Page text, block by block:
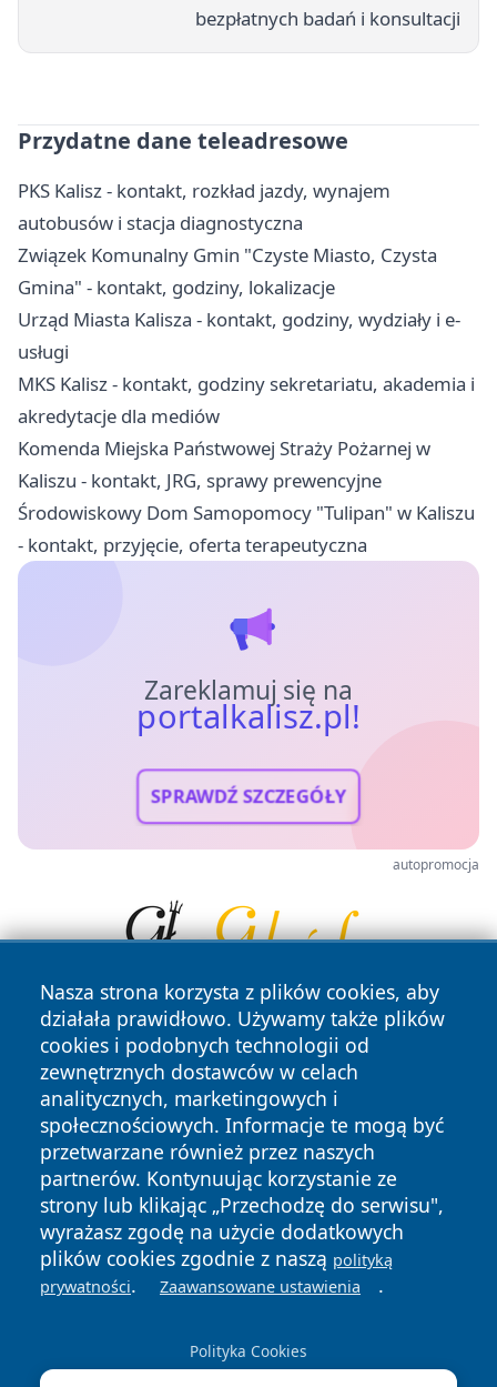
bezpłatnych badań i konsultacji
Przydatne dane teleadresowe
PKS Kalisz - kontakt, rozkład jazdy, wynajem
autobusów i stacja diagnostyczna
Związek Komunalny Gmin "Czyste Miasto, Czysta
Gmina" - kontakt, godziny, lokalizacje
Urząd Miasta Kalisza - kontakt, godziny, wydziały i e-
usługi
MKS Kalisz - kontakt, godziny sekretariatu, akademia i
akredytacje dla mediów
Komenda Miejska Państwowej Straży Pożarnej w
Kaliszu - kontakt, JRG, sprawy prewencyjne
Środowiskowy Dom Samopomocy "Tulipan" w Kaliszu
- kontakt, przyjęcie, oferta terapeutyczna
Zareklamuj się na
portalkalisz.pl!
SPRAWDŹ SZCZEGÓŁY
autopromocja
Nasza strona korzysta z plików cookies, aby
działała prawidłowo. Używamy także plików
cookies i podobnych technologii od
zewnętrznych dostawców w celach
analitycznych, marketingowych i
społecznościowych. Informacje te mogą być
przetwarzane również przez naszych
partnerów. Kontynuując korzystanie ze
strony lub klikając „Przechodzę do serwisu",
wyrażasz zgodę na użycie dodatkowych
plików cookies zgodnie z naszą polityką
prywatności. Zaawansowane ustawienia .
Polityka Cookies
Copyright © 2026 portalkalisz.pl Wszystkie prawa
zastrzeżone.
News Autorzy
Polityka
Prywatności
Polityka
Cookies